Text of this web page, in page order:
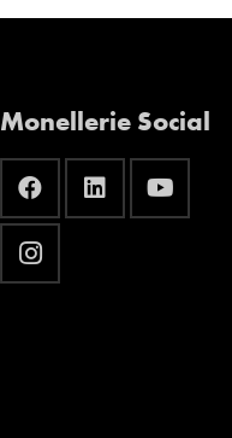
Monellerie Social